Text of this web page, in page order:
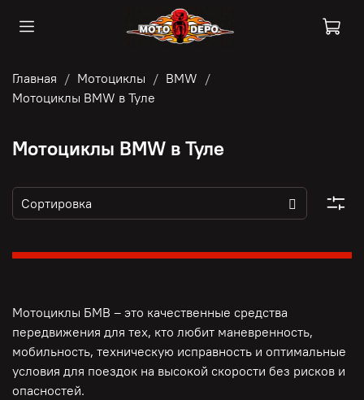
Главная Мотоциклы
BMW
Мотоциклы BMW в Туле
Мотоциклы BMW в Туле
Мотоциклы БМВ – это качественные средства
передвижения для тех, кто любит маневренность,
мобильность, техническую исправность и оптимальные
условия для поездок на высокой скорости без рисков и
опасностей.